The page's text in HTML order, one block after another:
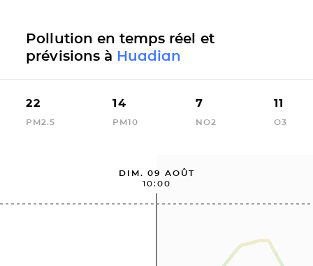
Pollution en temps réel et
prévisions à Huadian
22
PM2.5
14
PM10
7
NO2
11
O3
DIM. 09 AOÛT
10:00